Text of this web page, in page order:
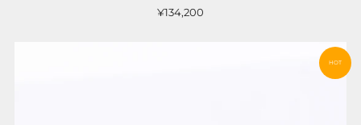
¥134,200
HOT